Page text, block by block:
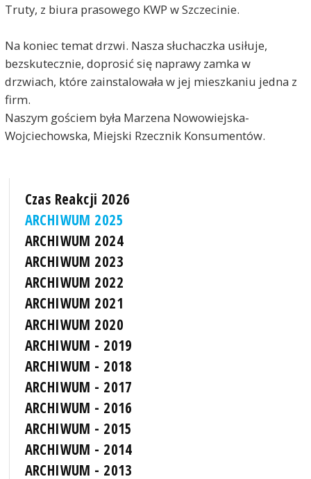
Truty, z biura prasowego KWP w Szczecinie.
Na koniec temat drzwi. Nasza słuchaczka usiłuje,
bezskutecznie, doprosić się naprawy zamka w
drzwiach, które zainstalowała w jej mieszkaniu jedna z
firm.
Naszym gościem była Marzena Nowowiejska-
Wojciechowska, Miejski Rzecznik Konsumentów.
Czas Reakcji 2026
ARCHIWUM 2025
ARCHIWUM 2024
ARCHIWUM 2023
ARCHIWUM 2022
ARCHIWUM 2021
ARCHIWUM 2020
ARCHIWUM - 2019
ARCHIWUM - 2018
ARCHIWUM - 2017
ARCHIWUM - 2016
ARCHIWUM - 2015
ARCHIWUM - 2014
ARCHIWUM - 2013